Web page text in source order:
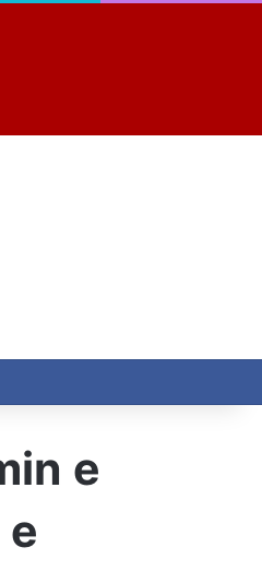
e